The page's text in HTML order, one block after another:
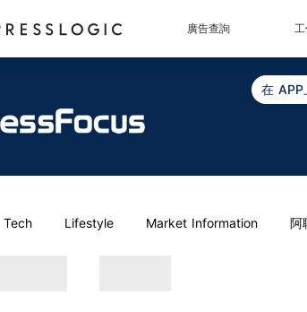
廣告查詢
在 APP
Tech Lifestyle Market Information 阿